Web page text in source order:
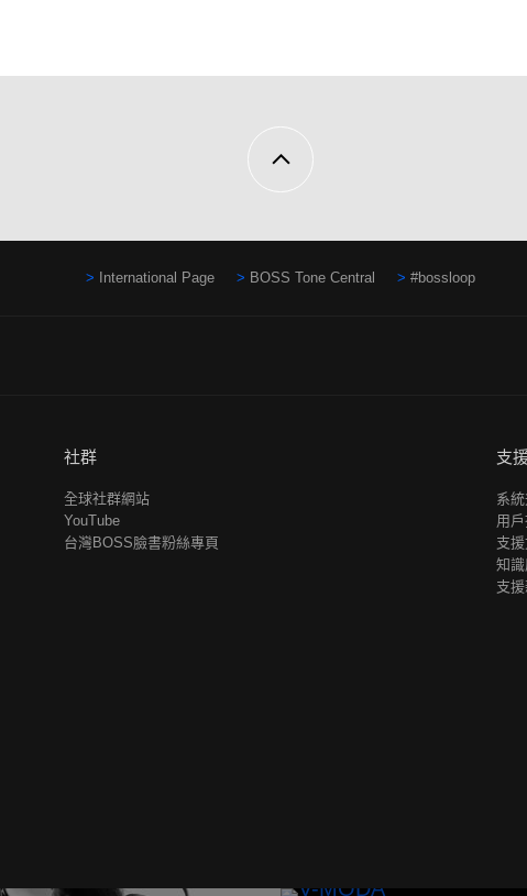
International Page BOSS Tone Central #bossloop
社群
全球社群網站
YouTube
台灣BOSS臉書粉絲專頁
支
系
用
支
知
支